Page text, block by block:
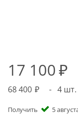
17 100
68 400 - 4 шт.
Получить 5